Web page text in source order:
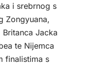
i srebrnog s
Zongyuana,
Jacka
te Nijemca
finalistima s